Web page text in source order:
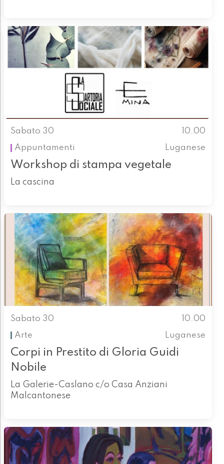
Sabato 30
10.00
Appuntamenti
Luganese
Workshop di stampa vegetale
La cascina
Sabato 30
10.00
Arte
Luganese
Corpi in Prestito di Gloria Guidi
Nobile
La Galerie-Caslano c/o Casa Anziani
Malcantonese